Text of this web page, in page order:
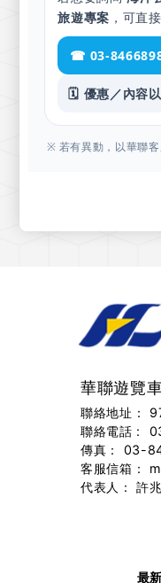
旅遊專案 ，可直
☎ 03-
🗓️ 優惠／內容
※ 若有異動，以華聯客
華聯遊覽
聯絡地址：
聯絡電話 :
傳真： 03-
客服信箱：
代表人： 許
最